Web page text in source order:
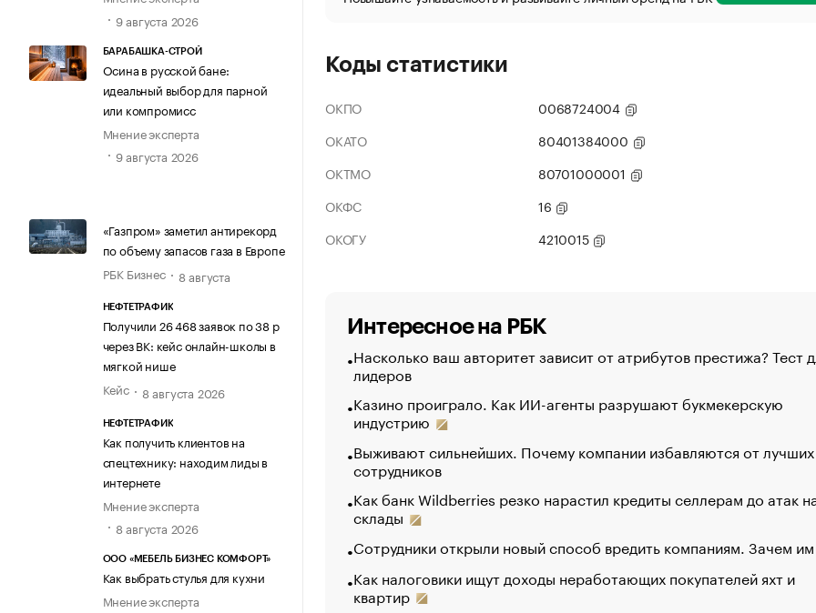
9 августа 2026
БАРАБАШКА-СТРОЙ
Осина в русской бане:
идеальный выбор для парной
или компромисс
Мнение эксперта
9 августа 2026
«Газпром» заметил антирекорд
по объему запасов газа в Европе
РБК Бизнес
8 августа
НЕФТЕТРАФИК
Получили 26 468 заявок по 38 р
через ВК: кейс онлайн-школы в
мягкой нише
Кейс
8 августа 2026
НЕФТЕТРАФИК
Как получить клиентов на
спецтехнику: находим лиды в
интернете
Мнение эксперта
8 августа 2026
ООО «МЕБЕЛЬ БИЗНЕС КОМФОРТ»
Как выбрать стулья для кухни
Мнение эксперта
Коды статистики
ОКПО
0068724004
ОКАТО
80401384000
ОКТМО
80701000001
ОКФС
16
ОКОГУ
4210015
Интересное на РБК
Насколько ваш авторитет зависит от атрибутов престижа? Тест
лидеров
Казино проиграло. Как ИИ-агенты разрушают букмекерскую
индустрию
Выживают сильнейших. Почему компании избавляются от лучших
сотрудников
Как банк Wildberries резко нарастил кредиты селлерам до атак
склады
Сотрудники открыли новый способ вредить компаниям. Зачем
Как налоговики ищут доходы неработающих покупателей яхт и
квартир